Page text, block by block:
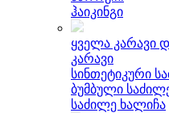
ჰაიკინგი
ყველა კარავი
კარავი
სინთეტიკური
ბუმბული
საძილე ხალიჩა